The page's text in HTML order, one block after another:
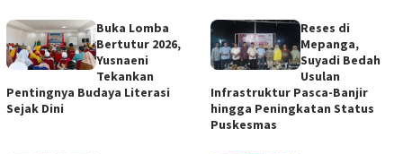
Buka Lomba
Bertutur 2026,
Yusnaeni
Tekankan
Pentingnya Budaya Literasi
Sejak Dini
Reses di
Mepanga,
Suyadi Bedah
Usulan
Infrastruktur Pasca-Banjir
hingga Peningkatan Status
Puskesmas